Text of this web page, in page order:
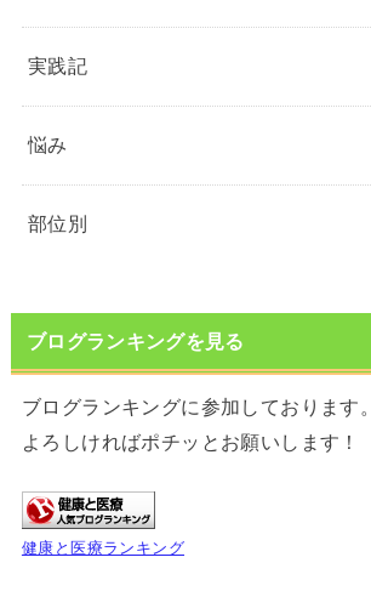
実践記
悩み
部位別
ブログランキングを見る
ブログランキングに参加しております。
よろしければポチッとお願いします！
健康と医療ランキング